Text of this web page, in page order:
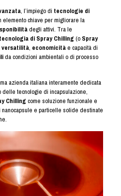
, l’impiego di tecnologie di
elemento chiave per migliorare la
degli attivi. Tra le
tecnologia di Spray Chilling (o Spray
versatilità, economicitàe capacità di
da condizioni ambientali o di processo
azienda italiana interamente dedicata
delle tecnologie di incapsulazione,
Chilling come soluzione funzionale e
e particelle solide destinate